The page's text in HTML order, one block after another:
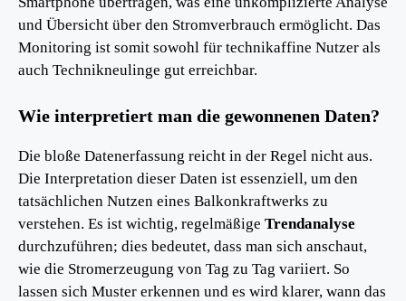
und Übersicht über den Stromverbrauch ermöglicht. Das
Monitoring ist somit sowohl für technikaffine Nutzer als
auch Technikneulinge gut erreichbar.
Wie interpretiert man die gewonnenen Daten?
Die bloße Datenerfassung reicht in der Regel nicht aus.
Die Interpretation dieser Daten ist essenziell, um den
tatsächlichen Nutzen eines Balkonkraftwerks zu
verstehen. Es ist wichtig, regelmäßige Trendanalyse
durchzuführen; dies bedeutet, dass man sich anschaut,
wie die Stromerzeugung von Tag zu Tag variiert. So
lassen sich Muster erkennen und es wird klarer, wann das